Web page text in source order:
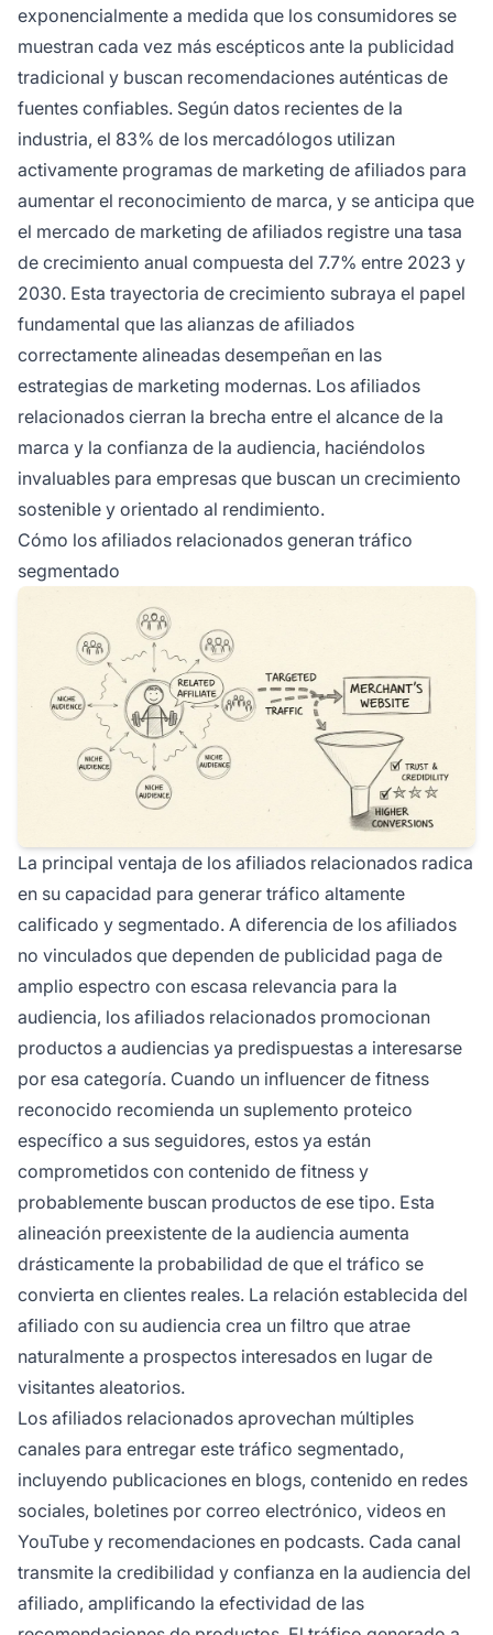
exponencialmente a medida que los consumidores se
muestran cada vez más escépticos ante la publicidad
tradicional y buscan recomendaciones auténticas de
fuentes confiables. Según datos recientes de la
industria, el 83% de los mercadólogos utilizan
activamente programas de marketing de afiliados para
aumentar el reconocimiento de marca, y se anticipa que
el mercado de marketing de afiliados registre una tasa
de crecimiento anual compuesta del 7.7% entre 2023 y
2030. Esta trayectoria de crecimiento subraya el papel
fundamental que las alianzas de afiliados
correctamente alineadas desempeñan en las
estrategias de marketing modernas. Los afiliados
relacionados cierran la brecha entre el alcance de la
marca y la confianza de la audiencia, haciéndolos
invaluables para empresas que buscan un crecimiento
sostenible y orientado al rendimiento.
Cómo los afiliados relacionados generan tráfico
segmentado
La principal ventaja de los afiliados relacionados radica
en su capacidad para generar tráfico altamente
calificado y segmentado. A diferencia de los afiliados
no vinculados que dependen de publicidad paga de
amplio espectro con escasa relevancia para la
audiencia, los afiliados relacionados promocionan
productos a audiencias ya predispuestas a interesarse
por esa categoría. Cuando un influencer de fitness
reconocido recomienda un suplemento proteico
específico a sus seguidores, estos ya están
comprometidos con contenido de fitness y
probablemente buscan productos de ese tipo. Esta
alineación preexistente de la audiencia aumenta
drásticamente la probabilidad de que el tráfico se
convierta en clientes reales. La relación establecida del
afiliado con su audiencia crea un filtro que atrae
naturalmente a prospectos interesados en lugar de
visitantes aleatorios.
Los afiliados relacionados aprovechan múltiples
canales para entregar este tráfico segmentado,
incluyendo publicaciones en blogs, contenido en redes
sociales, boletines por correo electrónico, videos en
YouTube y recomendaciones en podcasts. Cada canal
transmite la credibilidad y confianza en la audiencia del
afiliado, amplificando la efectividad de las